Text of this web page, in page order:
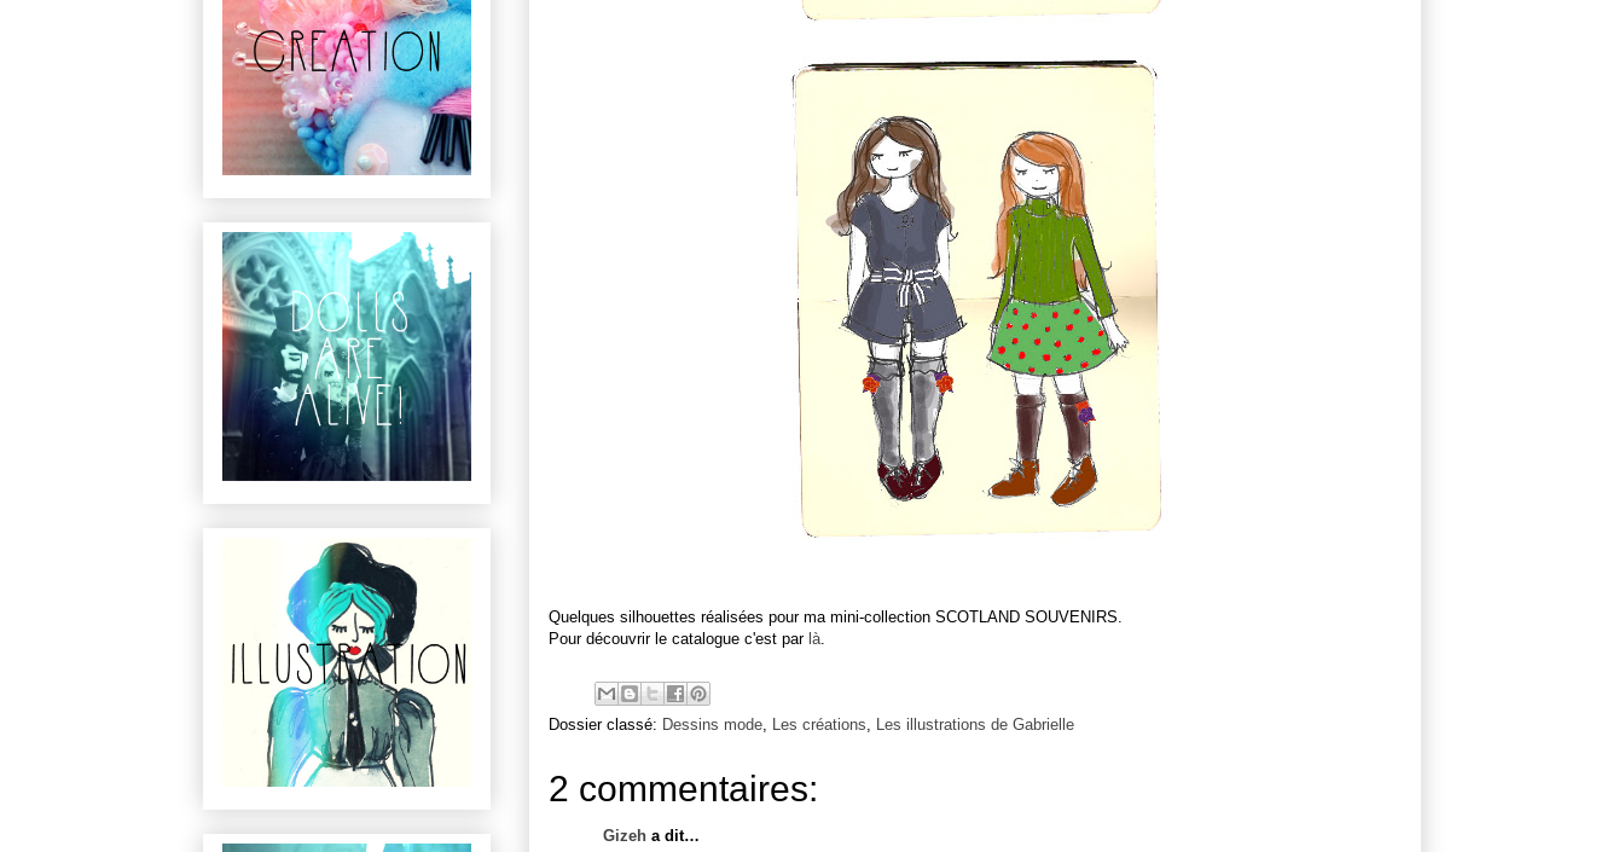
Quelques silhouettes réalisées pour ma mini-collection SCOTLAND SOUVENIRS.
Pour découvrir le catalogue c'est par là
Dossier classé: Dessins mode Les créations Les illustrations de Gabrielle
2 commentaires:
Gizeh a dit…